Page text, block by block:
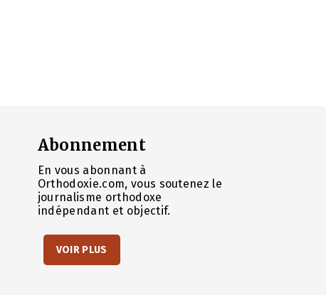
Abonnement
En vous abonnant à
Orthodoxie.com, vous soutenez le
journalisme orthodoxe
indépendant et objectif.
VOIR PLUS